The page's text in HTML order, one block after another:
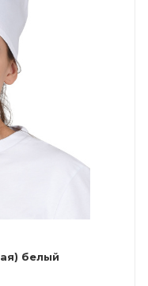
белый